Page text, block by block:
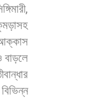
,
বাড়লে
বিভিন্ন